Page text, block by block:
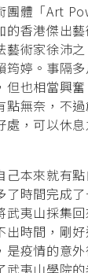
團體「Art
的香港傑出
藝術家徐沛
筠婷。事隔
但也相當興
點無奈，不
處，可以休
己本來就有
了時間完成
武夷山採集
出時間，剛
是疫情的意
武夷山學院